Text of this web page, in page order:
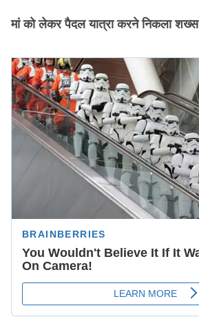
मां को लेकर पैदल यात्रा करने निकला शख्स